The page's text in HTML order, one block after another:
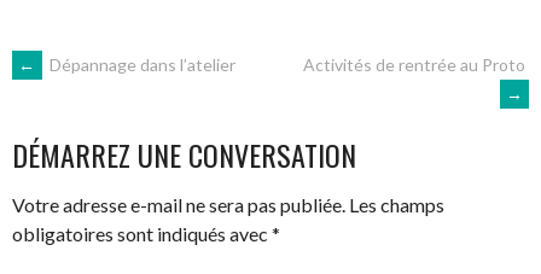
NAVIGATION
DES
ARTICLES
← Dépannage dans l’atelier
Activités de rentrée au Proto
→
DÉMARREZ UNE CONVERSATION
Votre adresse e-mail ne sera pas publiée. Les champs
obligatoires sont indiqués avec *